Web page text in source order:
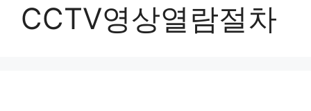
CCTV영상열람절차